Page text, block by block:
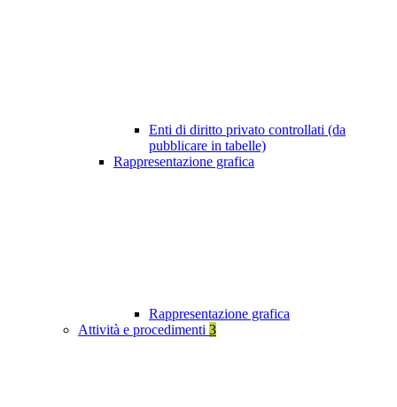
Enti di diritto privato controllati (da
pubblicare in tabelle)
Rappresentazione grafica
Rappresentazione grafica
Attività e procedimenti 3